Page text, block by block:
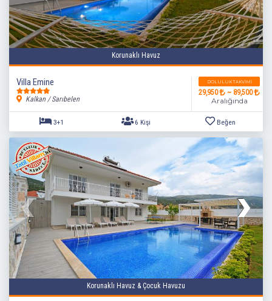
Korunaklı Havuz
Villa Emine
Kalkan / Sarıbelen
DOLULUK TAKVIMI
29,950 ~ 89,500
Aralığında
6 Kişi Beğen
Korunaklı Havuz & Çocuk Havuzu